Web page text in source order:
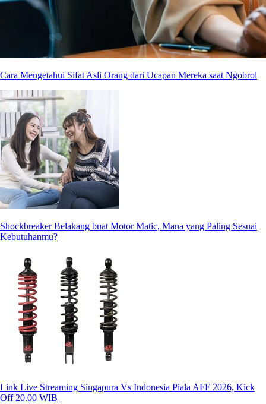
Cara Mengetahui Sifat Asli Orang dari Ucapan Mereka saat Ngobrol
Shockbreaker Belakang buat Motor Matic, Mana yang Paling Sesuai
Kebutuhanmu?
Link Live Streaming Singapura Vs Indonesia Piala AFF 2026, Kick
Off 20.00 WIB